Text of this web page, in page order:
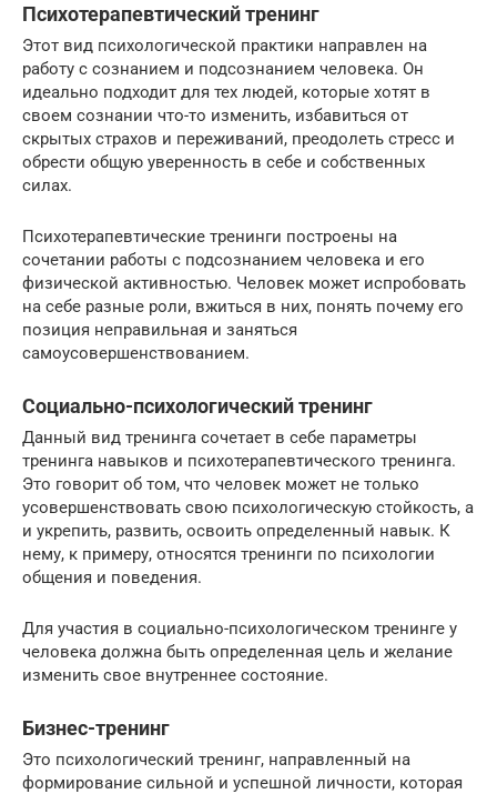
Психотерапевтический тренинг
Этот вид психологической практики направлен на
работу с сознанием и подсознанием человека. Он
идеально подходит для тех людей, которые хотят в
своем сознании что-то изменить, избавиться от
скрытых страхов и переживаний, преодолеть стресс и
обрести общую уверенность в себе и собственных
силах.
Психотерапевтические тренинги построены на
сочетании работы с подсознанием человека и его
физической активностью. Человек может испробовать
на себе разные роли, вжиться в них, понять почему его
позиция неправильная и заняться
самоусовершенствованием.
Социально-психологический тренинг
Данный вид тренинга сочетает в себе параметры
тренинга навыков и психотерапевтического тренинга.
Это говорит об том, что человек может не только
усовершенствовать свою психологическую стойкость, а
и укрепить, развить, освоить определенный навык. К
нему, к примеру, относятся тренинги по психологии
общения и поведения.
Для участия в социально-психологическом тренинге у
человека должна быть определенная цель и желание
изменить свое внутреннее состояние.
Бизнес-тренинг
Это психологический тренинг, направленный на
формирование сильной и успешной личности, которая